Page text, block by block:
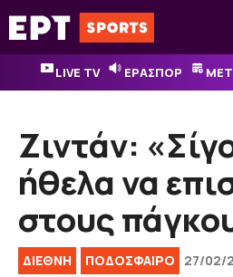
Μετάβαση
σε
περιεχόμενο
LIVE TV ΕΡΑΣΠΟΡ
Ζιντάν:
ήθελα να
στους
ΔΙΕΘΝΉ ΠΟΔΟΣΦΑΙΡΟ 27/02/